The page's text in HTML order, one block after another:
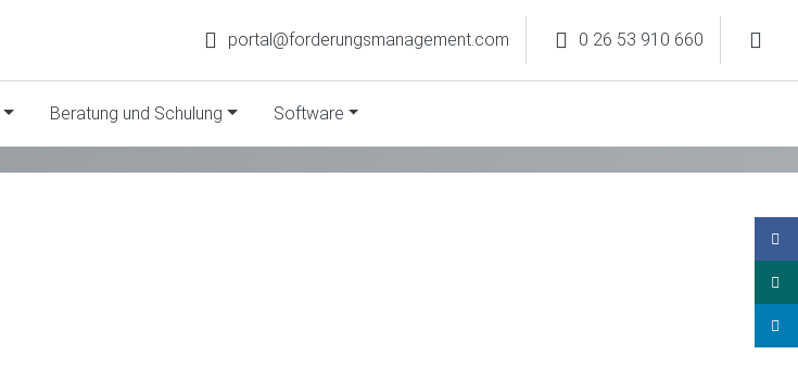
portal@forderungsmanagement.com 0 26 53 910 660
Beratung und Schulung
Software